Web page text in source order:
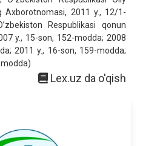
Axborotnomasi, 2011 y., 12/1-
Respublikasi qonun
y., 15-son, 152-modda; 2008
2011 y., 16-son, 159-modda;
Lex.uz da o'qish